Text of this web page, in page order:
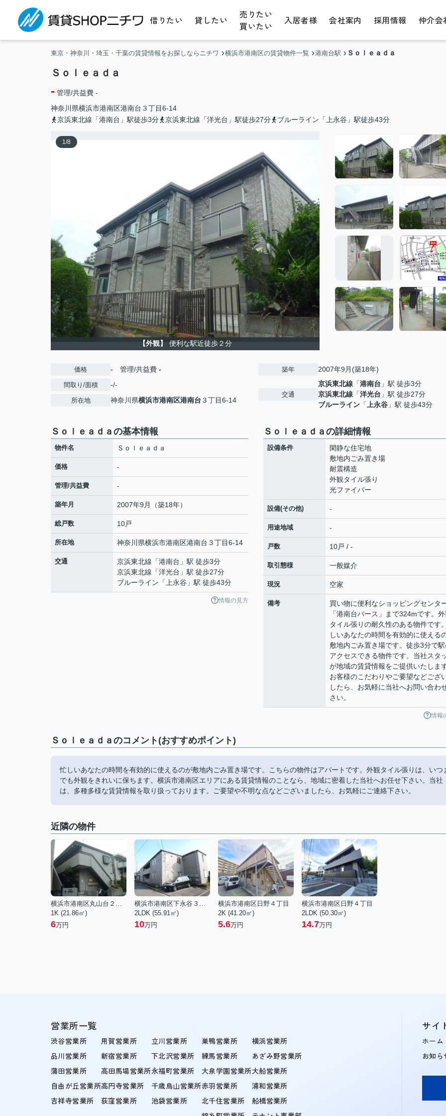
借りたい 貸したい
売りたい
買いたい
入居者様 会社案内 採用情報 仲介会
東京・神奈川・埼玉・千葉の賃貸情報をお探しならニチワ 横浜市港南区の賃貸物件一覧 港南台駅 Ｓｏｌｅａｄａ
Ｓｏｌｅａｄａ
- 管理/共益費 -
神奈川県横浜市港南区港南台 ３丁目6-14
京浜東北線「港南台」駅徒歩3分
京浜東北線「洋光台」駅徒歩27分 ブルーライン「上永谷」駅徒歩43分
1/8
【外観】 便利な駅近徒歩２分
価格 - 管理/共益費 -
間取り/面積 -/-
所在地 神奈川県横浜市港南区港南台 ３丁目6-14
築年 2007年9月(築18年)
交通
京浜東北線 「港南台 」駅 徒歩3分
京浜東北線 「洋光台 」駅 徒歩27分
ブルーライン 「 上永谷 」駅 徒歩43分
Ｓｏｌｅａｄａの基本情報
物件名 Ｓｏｌｅａｄａ
価格 -
管理/共益費 -
築年月 2007年9月（築18年）
総戸数 10戸
所在地 神奈川県横浜市港南区港南台 ３丁目6-14
交通 京浜東北線 「港南台 」駅 徒歩3分
京浜東北線 「洋光台 」駅 徒歩27分
ブルーライン 「 上永谷 」駅 徒歩43分
情報の見方
Ｓｏｌｅａｄａの詳細情報
設備条件
閑静な住宅地
敷地内ごみ置き場
耐震構造
外観タイル張り
光ファイバー
設備(その他) -
用途地域 -
戸数 10戸 / -
取引態様 一般媒介
現況 空家
備考
買い物に便利なショッピングセンタ
「港南台バース」まで324mです。外
タイル張りの耐久性のある物件です
しいあなたの時間を有効的に使える
敷地内ごみ置き場です。徒歩3分で駅
アクセスできる物件です。当社スタ
が地域の賃貸情報をご提供いたします
お客様のこだわりやご要望などござ
したら、お気軽に当社へお問い合わ
さい。
情報
Ｓｏｌｅａｄａのコメント(おすすめポイント)
忙しいあなたの時間を有効的に使えるのが敷地内ごみ置き場です。こちらの物件はアパートです。外観タイル張りは、いつ
でも外観をきれいに保ちます。横浜市港南区エリアにある賃貸情報のことなら、地域に密着した当社へお任せ下さい。当社
は、多種多様な賃貸情報を取り扱っております。ご要望や不明な点などございましたら、お気軽にご連絡下さい。
近隣の物件
横浜市港南区丸山台２丁目
1K (21.86㎡)
6万円
横浜市港南区下永谷３丁目
2LDK (55.91㎡)
10万円
横浜市港南区日野４丁目
2K (41.20㎡)
5.6万円
横浜市港南区日野４丁目
2LDK (50.30㎡)
14.7万円
営業所一覧
渋谷営業所
品川営業所
蒲田営業所
自由が丘営業所
吉祥寺営業所
用賀営業所
新宿営業所
高田馬場営業所
高円寺営業所
荻窪営業所
立川営業所
下北沢営業所
永福町営業所
千歳烏山営業所
池袋営業所
巣鴨営業所
練馬営業所
大泉学園営業所
赤羽営業所
北千住営業所
横浜営業所
あざみ野営業所
大船営業所
浦和営業所
船橋営業所
サイ
ホーム
お知ら